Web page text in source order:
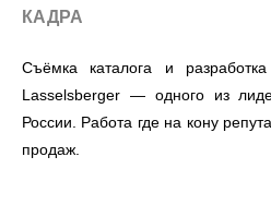
КАДРА
Съёмка каталога и
Lasselsberger — одного из
России. Работа где на кону
продаж.